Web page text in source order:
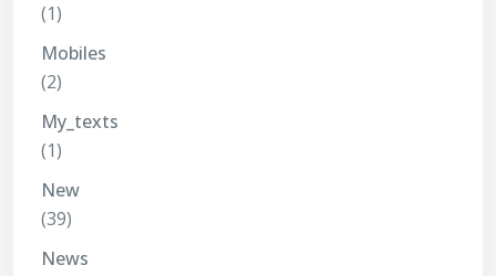
(1)
Mobiles
(2)
My_texts
(1)
New
(39)
News